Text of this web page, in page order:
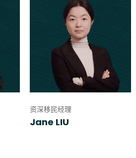
资深移民经理
Jane LIU